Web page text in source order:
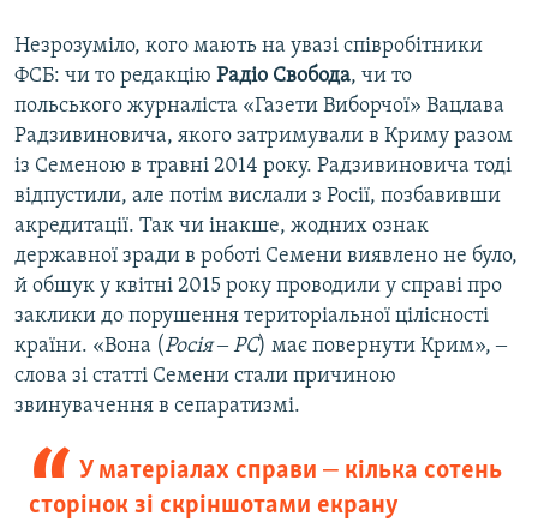
Незрозуміло, кого мають на увазі співробітники
ФСБ: чи то редакцію Радіо Свобода, чи то
польського журналіста «Газети Виборчої» Вацлава
Радзивиновича, якого затримували в Криму разом
із Семеною в травні 2014 року. Радзивиновича тоді
відпустили, але потім вислали з Росії, позбавивши
акредитації. Так чи інакше, жодних ознак
державної зради в роботі Семени виявлено не було,
й обшук у квітні 2015 року проводили у справі про
заклики до порушення територіальної цілісності
країни. «Вона (Росія ‒ РС) має повернути Крим», ‒
слова зі статті Семени стали причиною
звинувачення в сепаратизмі.
У матеріалах справи ‒ кілька сотень
сторінок зі скріншотами екрану